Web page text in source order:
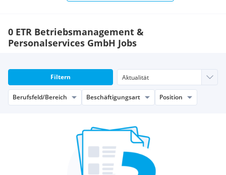
0 ETR Betriebsmanagement &
Personalservices GmbH Jobs
Filtern
Berufsfeld/Bereich Beschäftigungsart Position